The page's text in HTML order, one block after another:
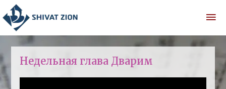
Недельная глава Дварим